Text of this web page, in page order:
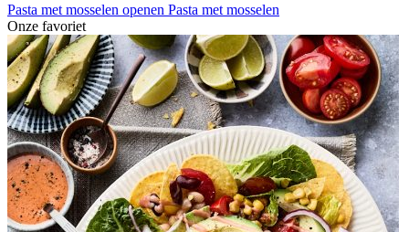
Pasta met mosselen openen Pasta met mosselen
Onze favoriet